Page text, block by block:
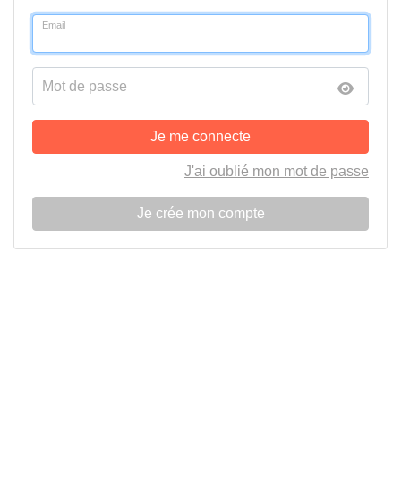
Email
Mot de passe
Je me connecte
J'ai oublié mon mot de passe
Je crée mon compte